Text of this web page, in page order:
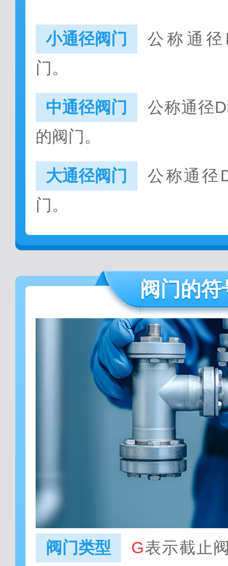
小通径阀门
公称通径
门。
中通径阀门
公称通径
的阀门。
大通径阀门
公称通径
门。
阀门的符
阀门类型 G表示截止